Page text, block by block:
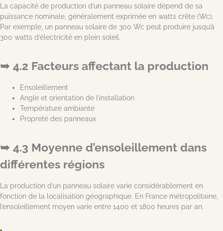
La capacité de production d’un panneau solaire dépend de sa
puissance nominale, généralement exprimée en watts crête (Wc).
Par exemple, un panneau solaire de 300 Wc peut produire jusqu’à
300 watts d’électricité en plein soleil.
4.2 Facteurs affectant la production
Ensoleillement
Angle et orientation de l’installation
Température ambiante
Propreté des panneaux
4.3 Moyenne d’ensoleillement dans
différentes régions
La production d’un panneau solaire varie considérablement en
fonction de la localisation géographique. En France métropolitaine,
l’ensoleillement moyen varie entre 1400 et 1800 heures par an.